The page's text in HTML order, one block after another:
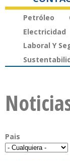
Petróleo
Electricidad
Laboral Y
Pais